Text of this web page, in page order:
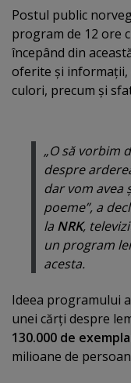
Postul public
program de 12 ore
începând din
oferite şi informaţii,
culori, precum şi
„O să vorbim
despre
dar vom avea
poeme”, a
la NRK,
un program
acesta.
Ideea programului
unei cărţi despre
130.000 de
milioane de